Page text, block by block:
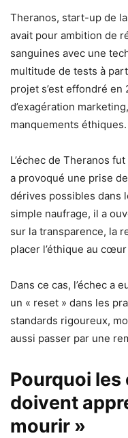
Theranos, start-up de
avait pour ambition de
sanguines avec une
multitude de tests à
projet s’est effondré en
d’exagération
manquements éthiques.
L’échec de Theranos
a provoqué une prise
dérives possibles dans
simple naufrage, il a
sur la transparence, la
placer l’éthique au
Dans ce cas, l’échec a
un « reset » dans les
standards rigoureux,
aussi passer par une
Pourquoi
doivent
mourir »